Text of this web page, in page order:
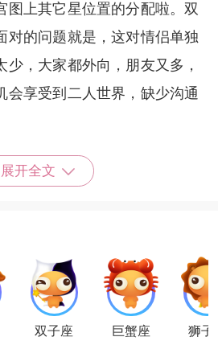
图上其它星位置的分配啦。双
对的问题就是，这对情侣单独
少，大家都外向，朋友又多，
会享受到二人世界，缺少沟通
而出事，所以不妨保持一定
弹性大点的同居生活，虽同处
，而且各有自己一群朋友，这
展开全文
双子座 巨蟹座 狮子